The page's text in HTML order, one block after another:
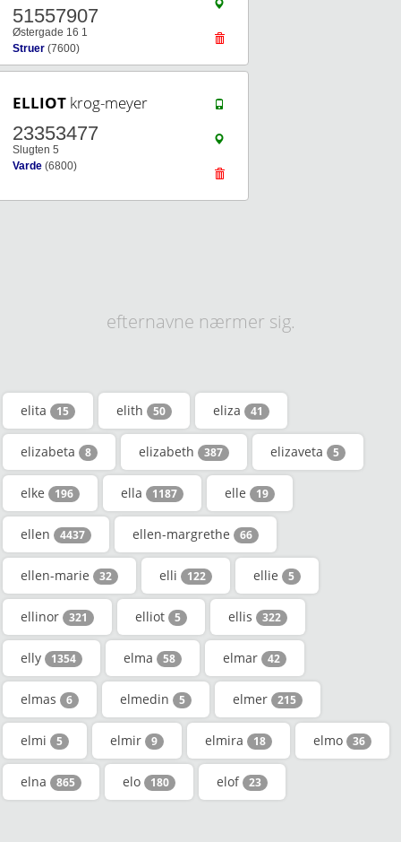
51557907
Østergade 16 1
Struer (7600)
ELLIOT krog-meyer
23353477
Slugten 5
Varde (6800)
efternavne nærmer sig.
elita 15 elith 50 eliza 41
elizabeta 8 elizabeth 387 elizaveta 5
elke 196 ella 1187 elle 19
ellen 4437 ellen-margrethe 66
ellen-marie 32 elli 122 ellie 5
ellinor 321 elliot 5 ellis 322
elly 1354 elma 58 elmar 42
elmas 6 elmedin 5 elmer 215
elmi 5 elmir 9 elmira 18 elmo 36
elna 865 elo 180 elof 23